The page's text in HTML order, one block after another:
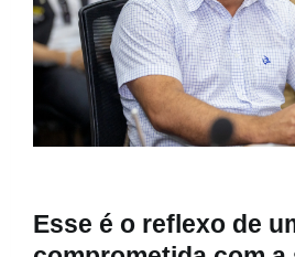
Esse é o reflexo de